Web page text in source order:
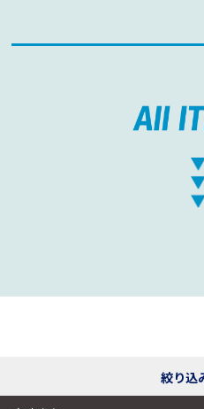
絞り込